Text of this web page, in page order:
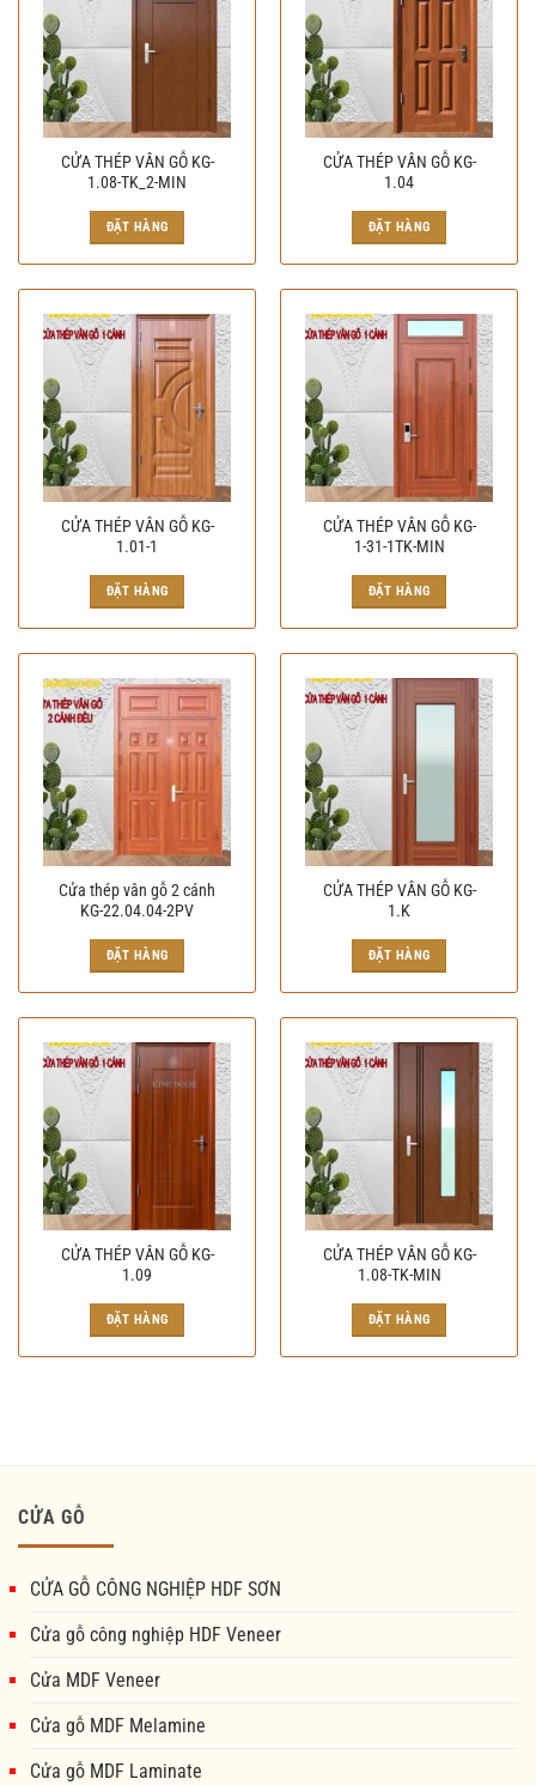
CỬA THÉP VÂN GỖ KG-
1.08-TK_2-MIN
ĐẶT HÀNG
CỬA THÉP VÂN GỖ KG-
1.04
ĐẶT HÀNG
CỬA THÉP VÂN GỖ KG-
1.01-1
ĐẶT HÀNG
CỬA THÉP VÂN GỖ KG-
1-31-1TK-MIN
ĐẶT HÀNG
Cửa thép vân gỗ 2 cánh
KG-22.04.04-2PV
ĐẶT HÀNG
CỬA THÉP VÂN GỖ KG-
1.K
ĐẶT HÀNG
CỬA THÉP VÂN GỖ KG-
1.09
ĐẶT HÀNG
CỬA THÉP VÂN GỖ KG-
1.08-TK-MIN
ĐẶT HÀNG
CỬA GỖ
CỬA GỖ CÔNG NGHIỆP HDF SƠN
Cửa gỗ công nghiệp HDF Veneer
Cửa MDF Veneer
Cửa gỗ MDF Melamine
Cửa gỗ MDF Laminate